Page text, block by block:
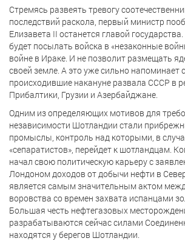
Стремясь развеять тревогу
последствий раскола, первый министр
Елизавета II останется главой
будет посылать войска в «незаконные
войне в Ираке. И не позволит размещать
своей земле. А это уже сильно напоминает
происходившие накануне развала СССР в
Прибалтики, Грузии и Азербайджане.
Одним из определяющих мотивов для
независимости Шотландии стали
промыслы, контроль над которыми, в
«сепаратистов», перейдет к шотландцам.
начал свою политическую карьеру с
Лондоном доходов от добычи нефти в
является самым значительным актом
воровства со времен захвата испанцами
Большая честь нефтегазовых
разрабатываются сейчас силами
находятся у берегов Шотландии.